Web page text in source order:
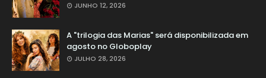
JUNHO 12, 2026
A "trilogia das Marias" será disponibilizada em
agosto no Globoplay
JULHO 28, 2026